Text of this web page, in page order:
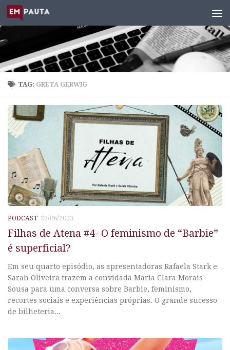
Skip to content
TAG: GRETA GERWIG
PODCAST 22/08/2023
Filhas de Atena #4- O feminismo de “Barbie”
é superficial?
Em seu quarto episódio, as apresentadoras Rafaela Stark e
Sarah Oliveira trazem a convidada Maria Clara Morais
Sousa para uma conversa sobre Barbie, feminismo,
recortes sociais e experiências próprias. O grande sucesso
de bilheteria...